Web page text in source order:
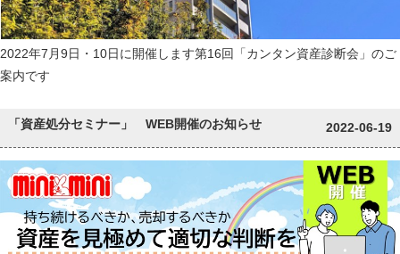
2022年7月9日・10日に開催します第16回「カンタン資産診断会」のご
案内です
「資産処分セミナー」 WEB開催のお知らせ 2022-06-19